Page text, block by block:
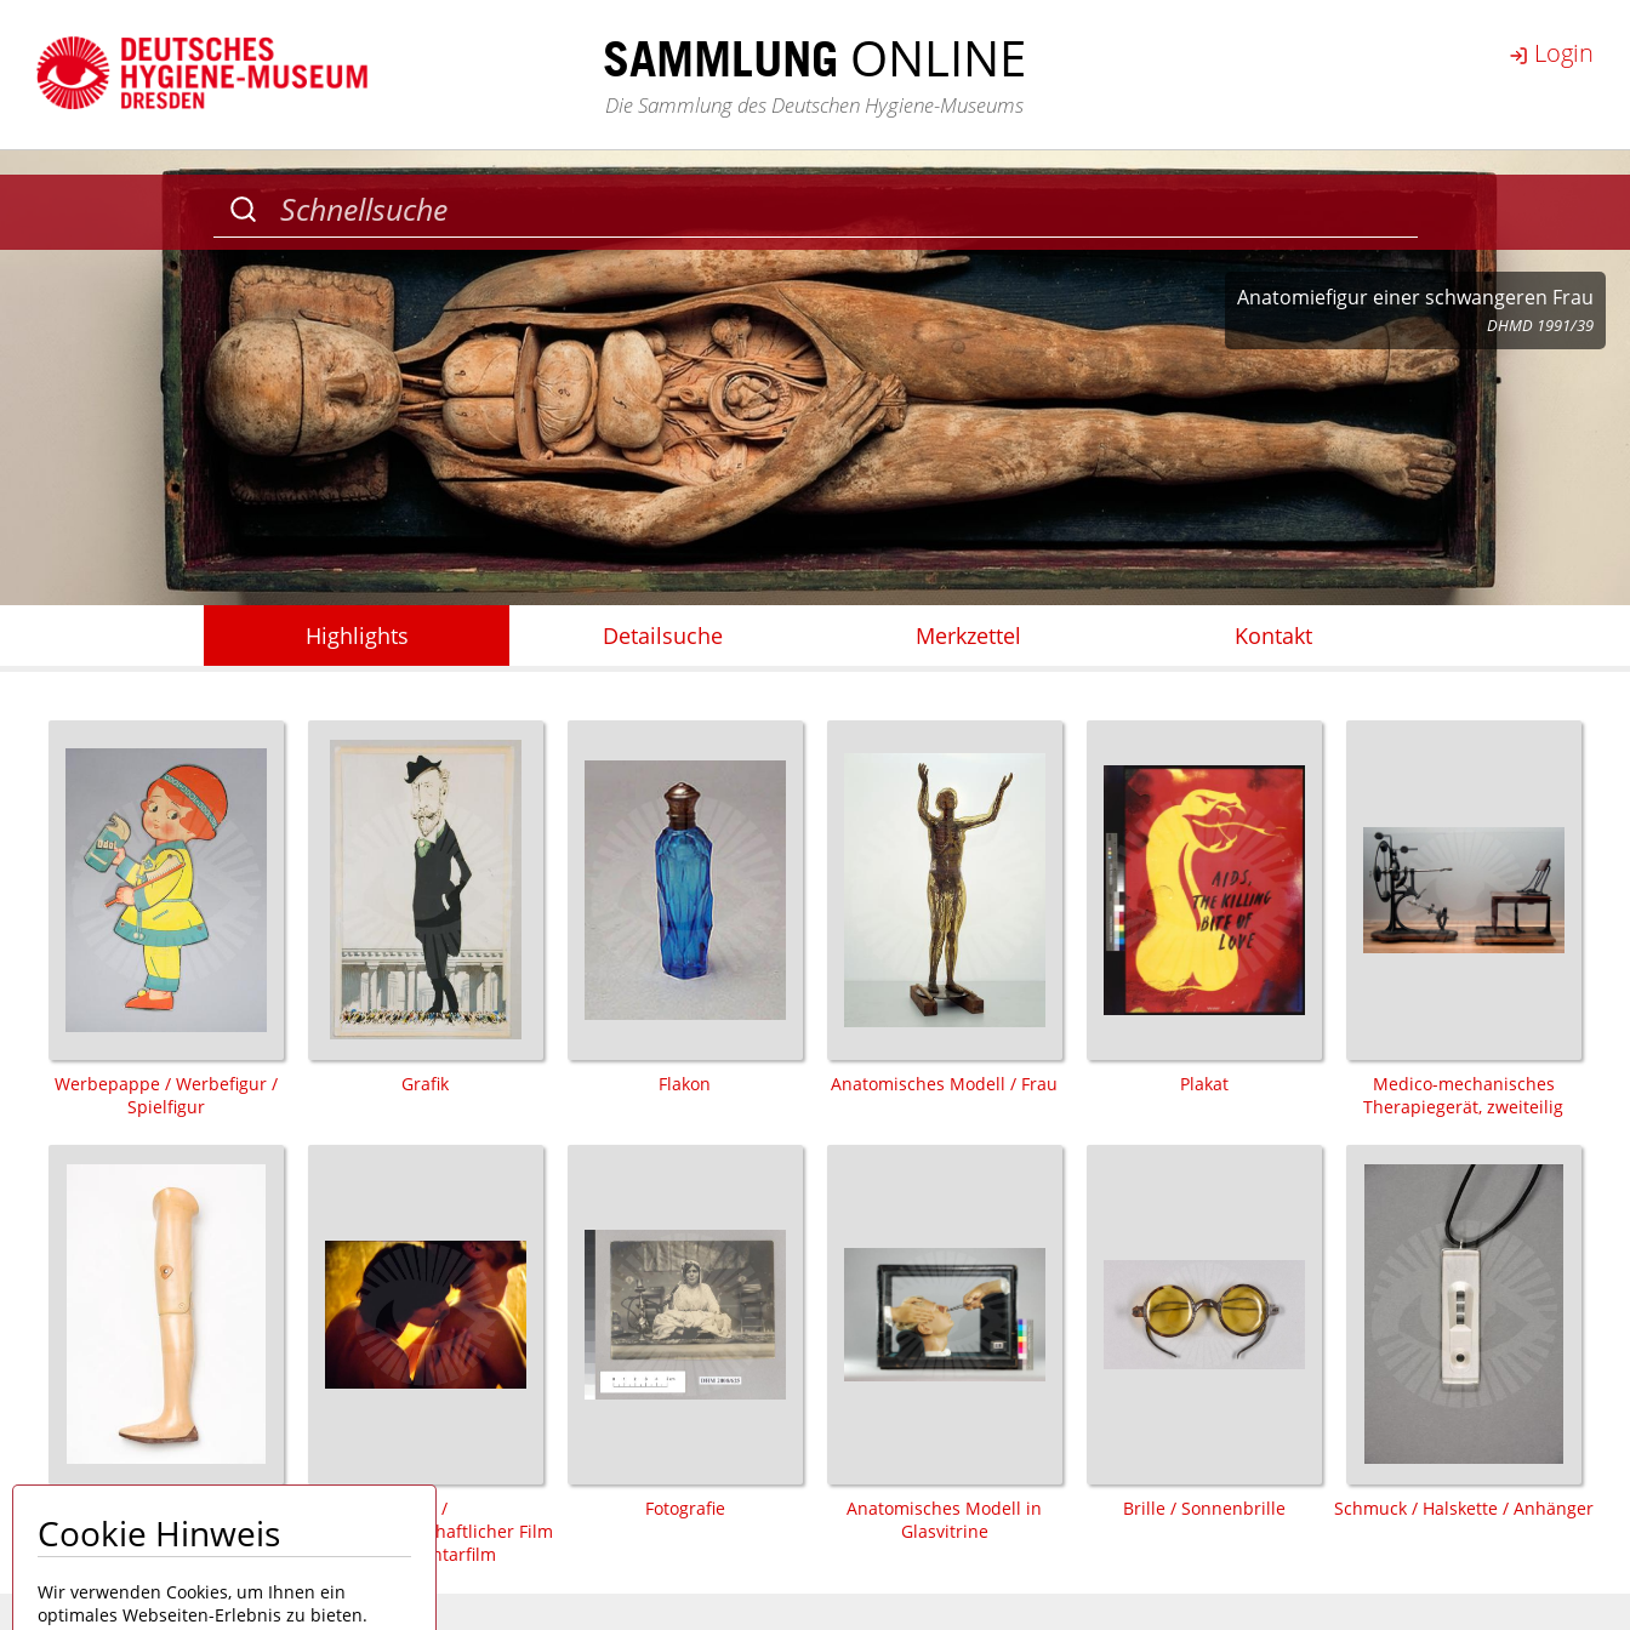
SAMMLUNG ONLINE
Die Sammlung des Deutschen Hygiene-Museums
Login
Anatomiefigur einer schwangeren Frau
DHMD 1991/39
Highlights Detailsuche Merkzettel Kontakt
Werbepappe / Werbefigur /
Spielfigur
Grafik Flakon Anatomisches Modell / Frau Plakat
Medico-mechanisches
Therapiegerät, zweiteilig
Oberschenkelprothese /
Badeprothese
Film /
populärwissenschaftlicher Film
/ Dokumentarfilm
Fotografie
Anatomisches Modell in
Glasvitrine
Brille / Sonnenbrille Schmuck / Halskette / Anhänger
Cookie Hinweis
Wir verwenden Cookies, um Ihnen ein
optimales Webseiten-Erlebnis zu bieten.